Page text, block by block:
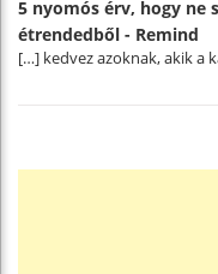
5 nyomós érv, hogy ne
étrendedből - Remind
[…] kedvez azoknak, akik a